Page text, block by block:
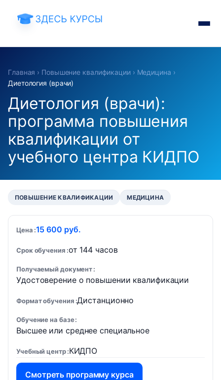
Главная › Повышение квалификации› Медицина ›
Диетология (врачи)
Диетология (врачи):
программа повышения
квалификации от
учебного центра КИДПО
ПОВЫШЕНИЕ КВАЛИФИКАЦИИ МЕДИЦИНА
Цена 15 600 руб.
Срок обучения от 144 часов
Получаемый документ
Удостоверение о повышении квалификации
Формат обучения Дистанционно
Обучение на базе
Высшее или среднее специальное
Учебный центр КИДПО
Смотреть программу курса